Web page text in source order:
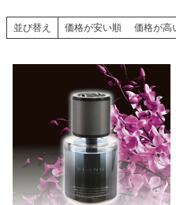
並び替え 価格が安い順 価格が高